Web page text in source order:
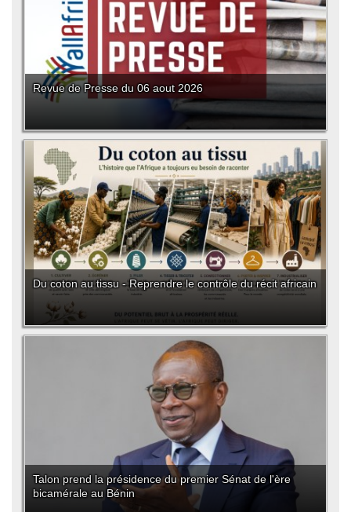
Revue de Presse du 06 aout 2026
Du coton au tissu - Reprendre le contrôle du récit africain
Talon prend la présidence du premier Sénat de l'ère
bicamérale au Bénin